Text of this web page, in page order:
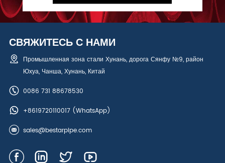
СВЯЖИТЕСЬ С НАМИ
Промышленная зона стали Хунань, дорога Сянфу №9, район
Юхуа, Чанша, Хунань, Китай
0086 731 88678530
+8619720110017(WhatsApp)
sales@bestarpipe.com